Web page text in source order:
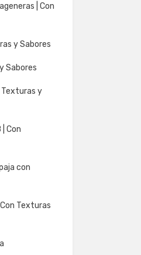
| Con
y Sabores
Sabores
Texturas y
Con
con
Texturas